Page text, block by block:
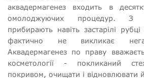
аквадермагенез входить в
омолоджуючих процедур. З
прибирають навіть застарілі
фактично не викликає
Аквадермагенез по праву
косметології - покликаний
покривом, очищати і відновлювати